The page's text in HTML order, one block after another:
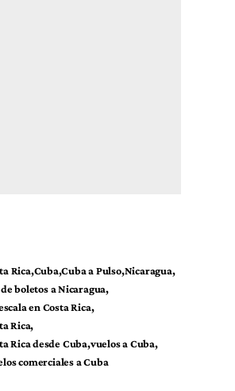
Rica Cuba Cuba a Pulso Nicaragua
boletos a Nicaragua
en Costa Rica
Rica
Rica desde Cuba vuelos a Cuba
comerciales a Cuba